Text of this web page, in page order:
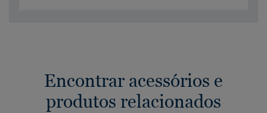
Encontrar acessórios e
produtos relacionados